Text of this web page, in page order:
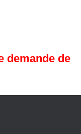
demande de